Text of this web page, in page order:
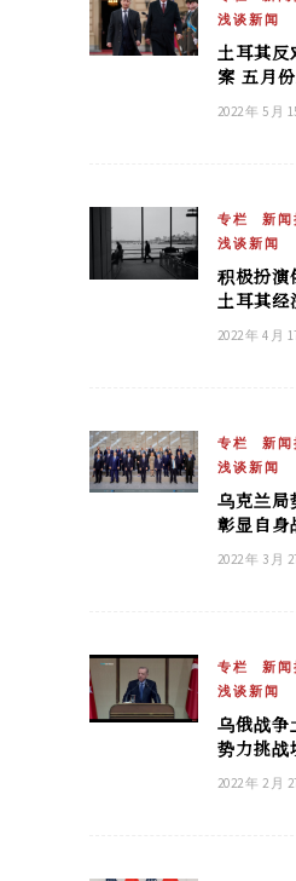
浅谈新闻
土耳其反
案 五月
2022 年 5 月
专栏 新闻
浅谈新闻
积极扮演
土耳其经
2022 年 4 月
专栏 新闻
浅谈新闻
乌克兰局
彰显自身
2022 年 3 月
专栏 新闻
浅谈新闻
乌俄战争
势力挑战
2022 年 2 月